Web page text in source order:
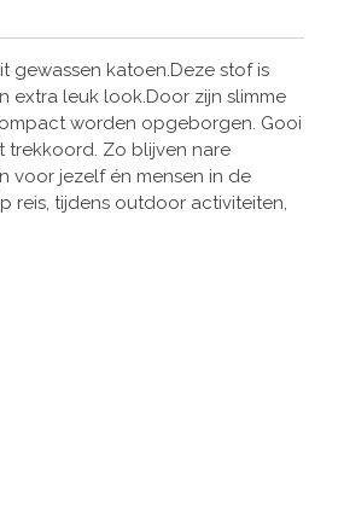
gewassen katoen.Deze stof is
extra leuk look.Door zijn slimme
worden opgeborgen. Gooi
trekkoord. Zo blijven nare
voor jezelf én mensen in de
reis, tijdens outdoor activiteiten,